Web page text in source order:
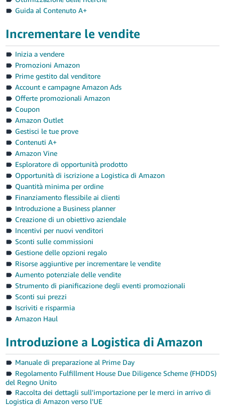
Guida al Contenuto A+
Incrementare le vendite
Inizia a vendere
Promozioni Amazon
Prime gestito dal venditore
Account e campagne Amazon Ads
Offerte promozionali Amazon
Coupon
Amazon Outlet
Gestisci le tue prove
Contenuti A+
Amazon Vine
Esploratore di opportunità prodotto
Opportunità di iscrizione a Logistica di Amazon
Quantità minima per ordine
Finanziamento flessibile ai clienti
Introduzione a Business planner
Creazione di un obiettivo aziendale
Incentivi per nuovi venditori
Sconti sulle commissioni
Gestione delle opzioni regalo
Risorse aggiuntive per incrementare le vendite
Aumento potenziale delle vendite
Strumento di pianificazione degli eventi promozionali
Sconti sui prezzi
Iscriviti e risparmia
Amazon Haul
Introduzione a Logistica di Amazon
Manuale di preparazione al Prime Day
Regolamento Fulfillment House Due Diligence Scheme (FHDDS)
del Regno Unito
Raccolta dei dettagli sull'importazione per le merci in arrivo di
Logistica di Amazon verso l'UE